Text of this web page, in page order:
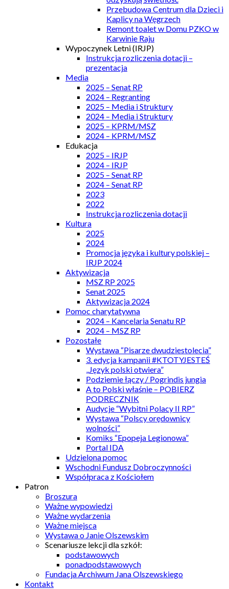
Przebudowa Centrum dla Dzieci i
Kaplicy na Węgrzech
Remont toalet w Domu PZKO w
Karwinie Raju
Wypoczynek Letni (IRJP)
Instrukcja rozliczenia dotacji –
prezentacja
Media
2025 – Senat RP
2024 – Regranting
2025 – Media i Struktury
2024 – Media i Struktury
2025 – KPRM/MSZ
2024 – KPRM/MSZ
Edukacja
2025 – IRJP
2024 – IRJP
2025 – Senat RP
2024 – Senat RP
2023
2022
Instrukcja rozliczenia dotacji
Kultura
2025
2024
Promocja języka i kultury polskiej –
IRJP 2024
Aktywizacja
MSZ RP 2025
Senat 2025
Aktywizacja 2024
Pomoc charytatywna
2024 – Kancelaria Senatu RP
2024 – MSZ RP
Pozostałe
Wystawa “Pisarze dwudziestolecia”
3. edycja kampanii #KTOTYJESTEŚ
„Język polski otwiera”
Podziemie łączy / Pogrindis jungia
A to Polski właśnie – POBIERZ
PODRECZNIK
Audycje “Wybitni Polacy II RP”
Wystawa “Polscy orędownicy
wolności”
Komiks “Epopeja Legionowa”
Portal IDA
Udzielona pomoc
Wschodni Fundusz Dobroczynności
Współpraca z Kościołem
Patron
Broszura
Ważne wypowiedzi
Ważne wydarzenia
Ważne miejsca
Wystawa o Janie Olszewskim
Scenariusze lekcji dla szkół:
podstawowych
ponadpodstawowych
Fundacja Archiwum Jana Olszewskiego
Kontakt